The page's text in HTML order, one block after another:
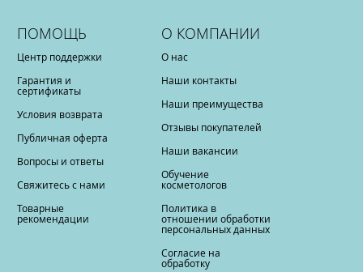
ПОМОЩЬ
Центр поддержки
Гарантия и
сертификаты
Условия возврата
Публичная оферта
Вопросы и ответы
Свяжитесь с нами
Товарные
рекомендации
О КОМПАНИИ
О нас
Наши контакты
Наши преимущества
Отзывы покупателей
Наши вакансии
Обучение
косметологов
Политика в
отношении обработки
персональных данных
Согласие на
обработку